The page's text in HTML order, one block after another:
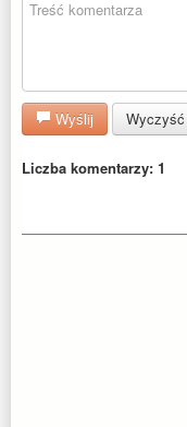
Wyślij Wyczyść
Liczba komentarzy: 1